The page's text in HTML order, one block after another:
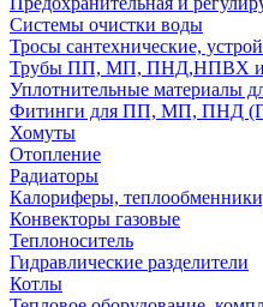
Системы очистки воды
Тросы сантехнические,
Трубы ПП, МП, ПНД,НПВХ и
Уплотнительные материалы
Фитинги для ПП, МП, ПНД
Хомуты
Отопление
Радиаторы
Калориферы,
Конвекторы газовые
Теплоноситель
Гидравлические разделители
Котлы